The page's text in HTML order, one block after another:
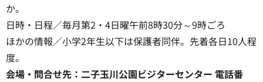
か。
日時・日程／毎月第2・4日曜午前8時30分～9時ごろ
ほかの情報／小学2年生以下は保護者同伴。先着各日10人程
度。
会場・問合せ先：二子玉川公園ビジターセンター 電話番